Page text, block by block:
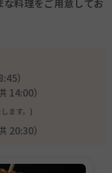
料理をご用意してお
）
14:00）
ます。)
20:30）